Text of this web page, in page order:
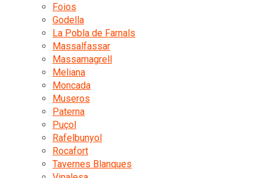
Foios
Godella
La Pobla de Farnals
Massalfassar
Massamagrell
Meliana
Moncada
Museros
Paterna
Puçol
Rafelbunyol
Rocafort
Tavernes Blanques